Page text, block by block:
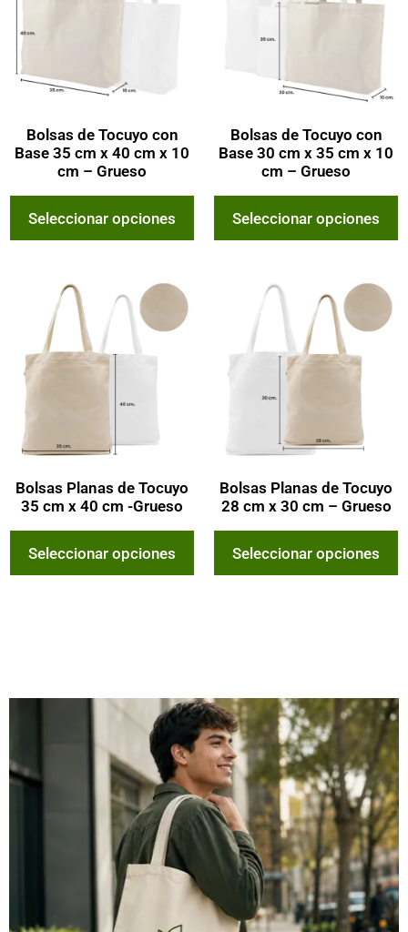
Bolsas de Tocuyo con
Base 35 cm x 40 cm x 10
cm – Grueso
Seleccionar opciones
Bolsas de Tocuyo con
Base 30 cm x 35 cm x 10
cm – Grueso
Seleccionar opciones
Bolsas Planas de Tocuyo
35 cm x 40 cm -Grueso
Seleccionar opciones
Bolsas Planas de Tocuyo
28 cm x 30 cm – Grueso
Seleccionar opciones